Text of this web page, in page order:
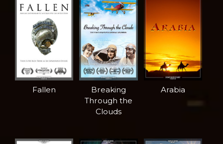
Fallen
Breaking
Through the
Clouds
Arabia